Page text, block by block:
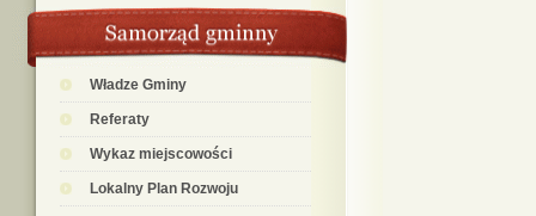
Władze Gminy
Referaty
Wykaz miejscowości
Lokalny Plan Rozwoju